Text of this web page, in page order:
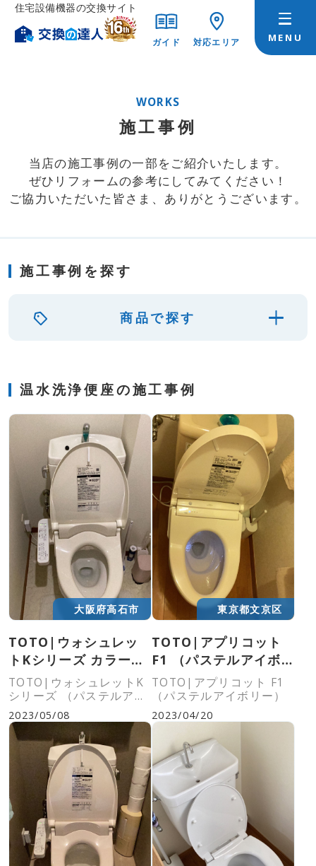
住宅設備機器の交換サイト
ガイド 対応エリア
WORKS
施工事例
当店の施工事例の一部をご紹介いたします。
ぜひリフォームの参考にしてみてください！
ご協力いただいた皆さま、ありがとうございます。
施工事例を探す
商品で探す
温水洗浄便座の施工事例
大阪府高石市
TOTO|ウォシュレッ
トKシリーズ カラー：
パステルアイボリ
ー|TCF8GK35#SC1
TOTO|ウォシュレットK
シリーズ （パステルアイ
ボリー）
2023/05/08
東京都文京区
TOTO|アプリコット
F1 （パステルアイボリ
ー）|TCF4713R
TOTO|アプリコット F1
（パステルアイボリー）
2023/04/20